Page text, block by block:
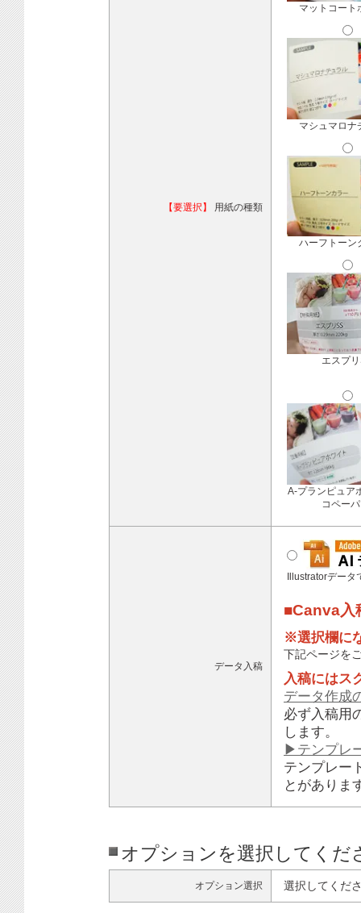
【要選択】 用紙の種類
マットコート
マシュマロナ
ハーフトーン
エスプ
A-プランピュア
コペー
データ入稿
Illustratorデータ
■Canva入
※選択欄に
下記ページを
入稿にはス
データ作成
必ず入稿用
します。
▶テンプレ
テンプレー
とがありま
オプションを選択してくだ
オプション選択 選択してくだ